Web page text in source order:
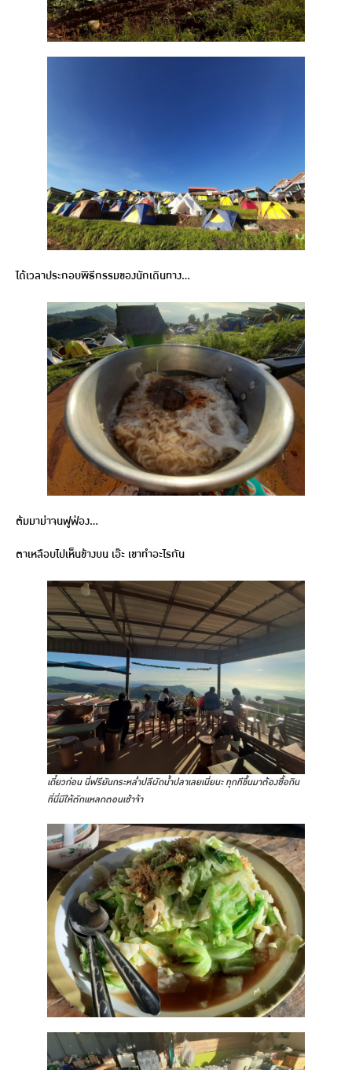
ได้เวลาประกอบพิธีกรรมของนักเดินทาง…
ต้มมาม่าจนฟูฟ่อง…
ตาเหลือบไปเห็นข้างบน เอ๊ะ เขาทำอะไรกัน
เดี๋ยวก่อน นี่ฟรียันกระหล่ำปลีผัดน้ำปลาเลยเนี่ยนะ ทุกทีขึ้นมาต้องซื้อกิน
ที่นี่มีให้ตักแหลกตอนเช้าจ้า